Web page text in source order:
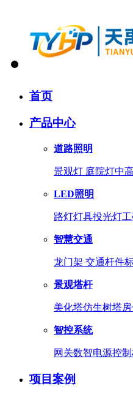
首页
产品中心
道路照明
景观灯 庭院灯中
LED照明
路灯灯具投光灯
智慧交通
龙门架 交通杆件
景观塔杆
美化塔仿生树塔
智控系统
网关数智电源控
项目案例